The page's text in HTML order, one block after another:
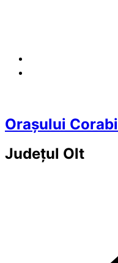
Orașului
Județul Olt